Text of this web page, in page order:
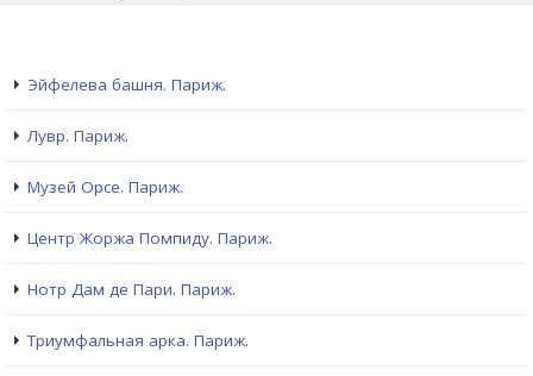
Эйфелева башня. Париж.
Лувр. Париж.
Музей Орсе. Париж.
Центр Жоржа Помпиду. Париж.
Нотр Дам де Пари. Париж.
Триумфальная арка. Париж.